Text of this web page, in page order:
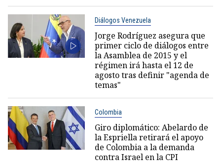
Diálogos Venezuela
Jorge Rodríguez asegura que
primer ciclo de diálogos entre
la Asamblea de 2015 y el
régimen irá hasta el 12 de
agosto tras definir "agenda de
temas"
Colombia
Giro diplomático: Abelardo de
la Espriella retirará el apoyo
de Colombia a la demanda
contra Israel en la CPI